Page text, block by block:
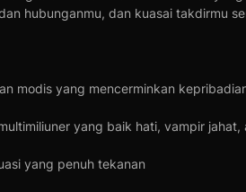
hubunganmu, dan kuasai takdirmu
modis yang mencerminkan
yang baik hati, vampir
yang penuh tekanan